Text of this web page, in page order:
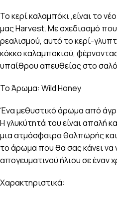
Το κερί καλαμπόκι ,είναι το
μας Harvest. Με σχεδιασμό που
ρεαλισμού, αυτό το κερί-
κόκκο καλαμποκιού,
υπαίθρου απευθείας στο
Το Άρωμα: Wild Honey
Ένα μεθυστικό άρωμα από
Η γλυκύτητά του είναι απαλή
μια ατμόσφαιρα θαλπωρής και
το άρωμα που θα σας κάνει να
απογευματινού ήλιου σε έναν
Χαρακτηριστικά: